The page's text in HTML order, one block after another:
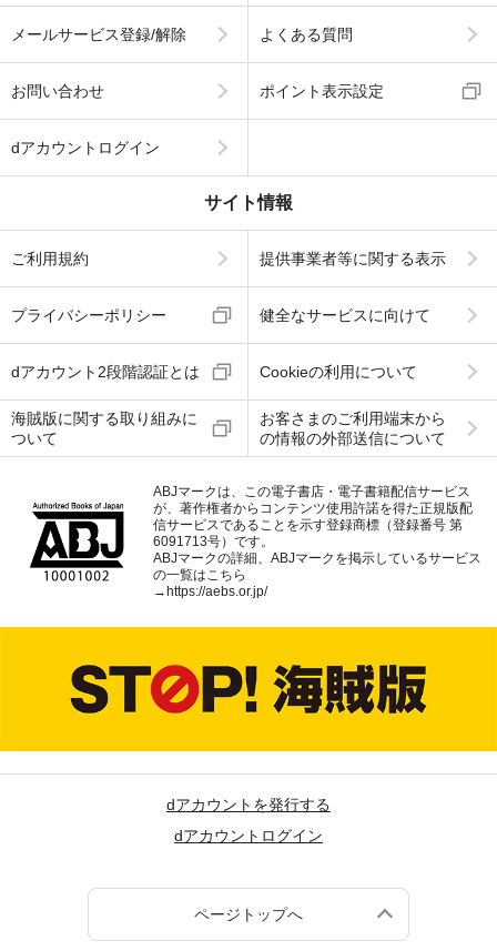
メールサービス登録/解除 よくある質問
お問い合わせ ポイント表示設定
dアカウントログイン
サイト情報
ご利用規約 提供事業者等に関する表示
プライバシーポリシー 健全なサービスに向けて
dアカウント2段階認証とは Cookieの利用について
海賊版に関する取り組みに
ついて
お客さまのご利用端末から
の情報の外部送信について
ABJマークは、この電子書店・電子書籍配信サービス
が、著作権者からコンテンツ使用許諾を得た正規版配
信サービスであることを示す登録商標（登録番号 第
6091713号）です。
ABJマークの詳細、ABJマークを掲示しているサービス
の一覧はこちら
→https://aebs.or.jp/
dアカウントを発行する
dアカウントログイン
ページトップへ